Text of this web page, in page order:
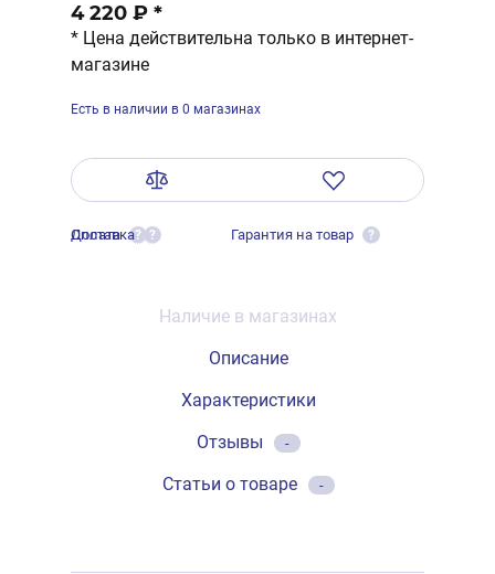
4 220 ₽ *
* Цена действительна только в интернет-
магазине
Есть в наличии в 0 магазинах
Оплата ?
Доставка ? Гарантия на товар ?
Наличие в магазинах
Описание
Характеристики
Отзывы
-
Статьи о товаре -